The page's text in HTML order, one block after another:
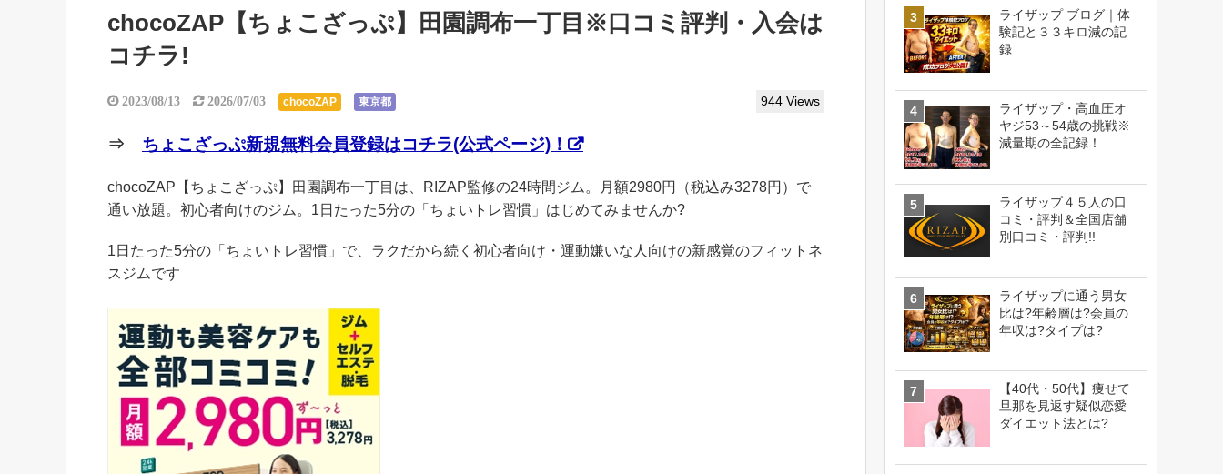
chocoZAP【ちょこざっぷ】田園調布一丁目※口コミ評判・入会は
コチラ!
2023/08/13 2026/07/03 chocoZAP 東京都 944 Views
⇒ ちょこざっぷ新規無料会員登録はコチラ(公式ページ)！
chocoZAP【ちょこざっぷ】田園調布一丁目は、RIZAP監修の24時間ジム。月額2980円（税込み3278円）で
通い放題。初心者向けのジム。1日たった5分の「ちょいトレ習慣」はじめてみませんか?
1日たった5分の「ちょいトレ習慣」で、ラクだから続く初心者向け・運動嫌いな人向けの新感覚のフィットネ
スジムです
ライザップ ブログ｜体
験記と３３キロ減の記
録
ライザップ・高血圧オ
ヤジ53～54歳の挑戦※
減量期の全記録！
ライザップ４５人の口
コミ・評判＆全国店舗
別口コミ・評判!!
ライザップに通う男女
比は?年齢層は?会員の
年収は?タイプは?
【40代・50代】痩せて
旦那を見返す疑似恋愛
ダイエット法とは?